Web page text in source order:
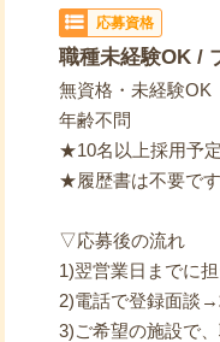
応募資格
職種未経験OK /
無資格・未経験OK
年齢不問
★10名以上採用予定
★履歴書は不要です
▽応募後の流れ
1)翌営業日までに
2)電話で登録面談
3)ご希望の施設で